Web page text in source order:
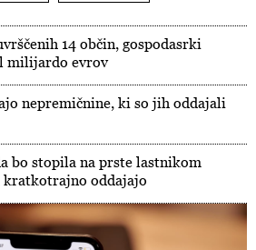
14 občin, gospodasrki
milijardo evrov
nepremičnine, ki so jih oddajali
bo stopila na prste lastnikom
oddajajo